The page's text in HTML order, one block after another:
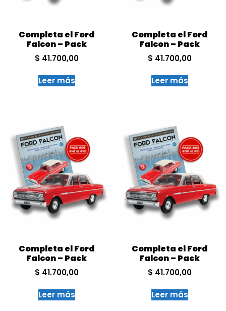
Completa el Ford
Falcon – Pack
$ 41.700,00
Leer más
Completa el Ford
Falcon – Pack
$ 41.700,00
Leer más
Completa el Ford
Falcon – Pack
$ 41.700,00
Leer más
Completa el Ford
Falcon – Pack
$ 41.700,00
Leer más